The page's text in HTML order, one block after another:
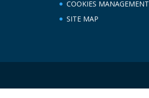
COOKIES MANAGEMENT
SITE MAP